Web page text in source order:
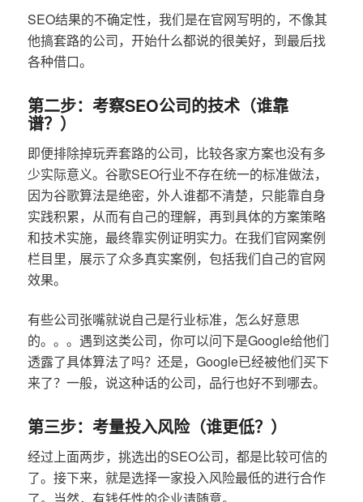
SEO结果的不确定性，我们是在官网写明的，不像其
他搞套路的公司，开始什么都说的很美好，到最后找
各种借口。
第二步：考察SEO公司的技术（谁靠
谱？）
即便排除掉玩弄套路的公司，比较各家方案也没有多
少实际意义。谷歌SEO行业不存在统一的标准做法，
因为谷歌算法是绝密，外人谁都不清楚，只能靠自身
实践积累，从而有自己的理解，再到具体的方案策略
和技术实施，最终靠实例证明实力。在我们官网案例
栏目里，展示了众多真实案例，包括我们自己的官网
效果。
有些公司张嘴就说自己是行业标准，怎么好意思
的。。。遇到这类公司，你可以问下是Google给他们
透露了具体算法了吗？还是，Google已经被他们买下
来了？一般，说这种话的公司，品行也好不到哪去。
第三步：考量投入风险（谁更低？）
经过上面两步，挑选出的SEO公司，都是比较可信的
了。接下来，就是选择一家投入风险最低的进行合作